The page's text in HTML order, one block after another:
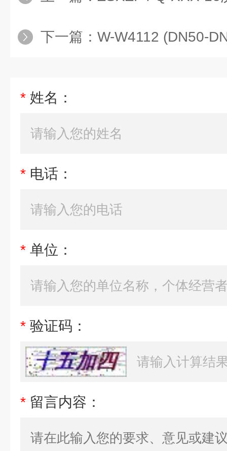
下一篇： W-W4112 (DN50-
* 姓名：
* 电话：
* 单位：
* 验证码：
* 留言内容：